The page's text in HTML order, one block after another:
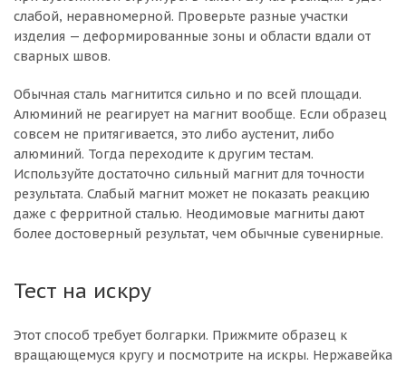
слабой, неравномерной. Проверьте разные участки
изделия — деформированные зоны и области вдали от
сварных швов.
Обычная сталь магнитится сильно и по всей площади.
Алюминий не реагирует на магнит вообще. Если образец
совсем не притягивается, это либо аустенит, либо
алюминий. Тогда переходите к другим тестам.
Используйте достаточно сильный магнит для точности
результата. Слабый магнит может не показать реакцию
даже с ферритной сталью. Неодимовые магниты дают
более достоверный результат, чем обычные сувенирные.
Тест на искру
Этот способ требует болгарки. Прижмите образец к
вращающемуся кругу и посмотрите на искры. Нержавейка